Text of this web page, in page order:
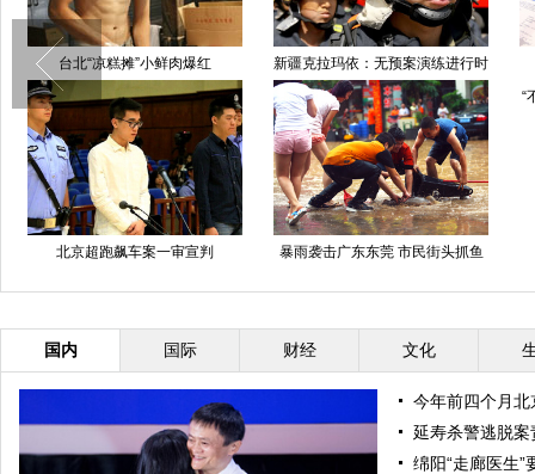
台北“凉糕摊”小鲜肉爆红 新疆克拉玛依：无预案演练进行时
北京超跑飙车案一审宣判 暴雨袭击广东东莞 市民街头抓鱼
“
国内 国际 财经 文化
今年前四个月
延寿杀警逃脱
绵阳“走廊医生”